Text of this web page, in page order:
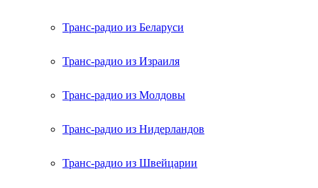
Транс-радио из Беларуси
Транс-радио из Израиля
Транс-радио из Молдовы
Транс-радио из Нидерландов
Транс-радио из Швейцарии